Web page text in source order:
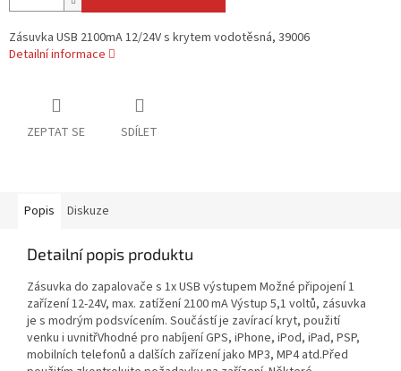
Zásuvka USB 2100mA 12/24V s krytem vodotěsná, 39006
Detailní informace
ZEPTAT SE SDÍLET
Popis Diskuze
Detailní popis produktu
Zásuvka do zapalovače s 1x USB výstupem Možné připojení 1
zařízení 12-24V, max. zatížení 2100 mA Výstup 5,1 voltů, zásuvka
je s modrým podsvícením. Součástí je zavírací kryt, použití
venku i uvnitřVhodné pro nabíjení GPS, iPhone, iPod, iPad, PSP,
mobilních telefonů a dalších zařízení jako MP3, MP4 atd.Před